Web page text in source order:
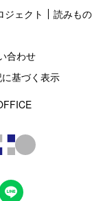
ジェクト
読みもの
合わせ
基づく表示